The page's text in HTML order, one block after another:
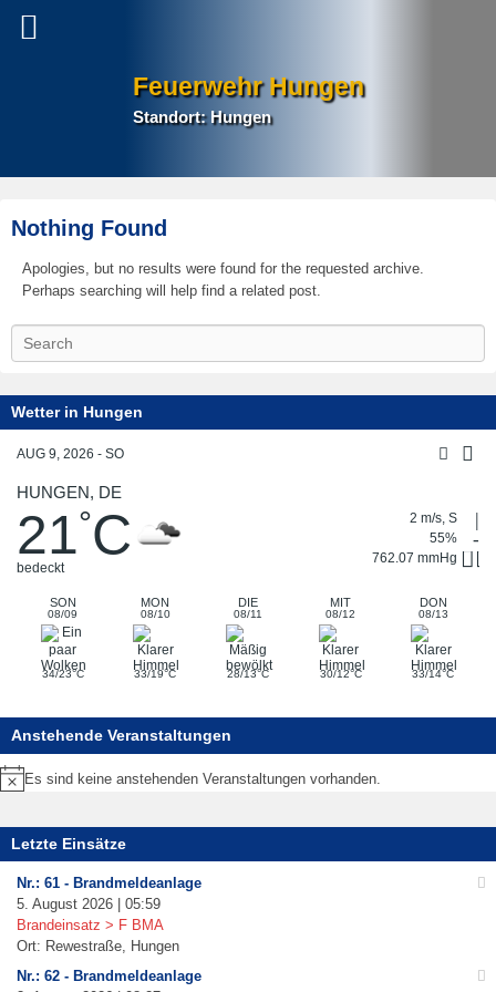
Feuerwehr Hungen
Standort: Hungen
Nothing Found
Apologies, but no results were found for the requested archive.
Perhaps searching will help find a related post.
e
Wetter in Hungen
AUG 9, 2026 - SO
HUNGEN, DE
21°C
bedeckt
2 m/s, S
55%
762.07 mmHg
SON
08/09
MON
08/10
DIE
08/11
MIT
08/12
DON
08/13
34/23°C 33/19°C 28/13°C 30/12°C 33/14°C
Anstehende Veranstaltungen
Hinweis
Es sind keine anstehenden Veranstaltungen vorhanden.
Letzte Einsätze
Nr.: 61 - Brandmeldeanlage
5. August 2026 | 05:59
Brandeinsatz > F BMA
Ort: Rewestraße, Hungen
Nr.: 62 - Brandmeldeanlage